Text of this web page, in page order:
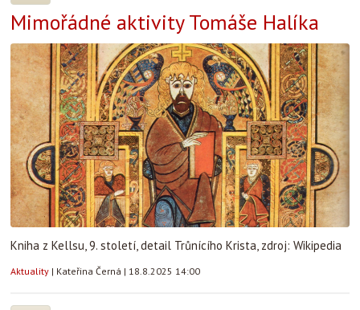
Mimořádné aktivity Tomáše Halíka
Kniha z Kellsu, 9. století, detail Trůnícího Krista, zdroj: Wikipedia
Aktuality | Kateřina Černá | 18.8.2025 14:00